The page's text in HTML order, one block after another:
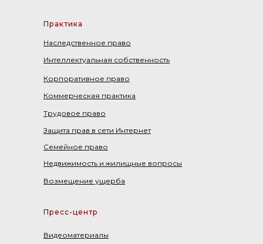
Практика
Интеллектуальная собственность
Корпоративное право
Коммерческая практика
Трудовое право
Защита прав в сети Интернет
Семейное право
Наследственное право
Недвижимость и жилищные вопросы
Возмещение ущерба
Пресс-центр
Видеоматериалы